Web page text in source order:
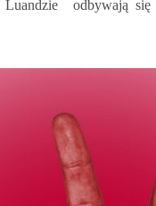
odbywają się